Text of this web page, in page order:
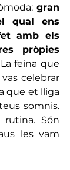
gran
qual ens
amb els
pròpies
La feina que
celebrar
que et lliga
somnis.
Són
les vam